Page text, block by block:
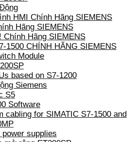
HMI Chính Hãng SIEMENS
Hãng SIEMENS
Chính Hãng SIEMENS
1500 CHÍNH HÃNG SIEMENS
Module
based on S7-1200
Siemens
S5
Software
cabling for SIMATIC S7-1500 and
power supplies